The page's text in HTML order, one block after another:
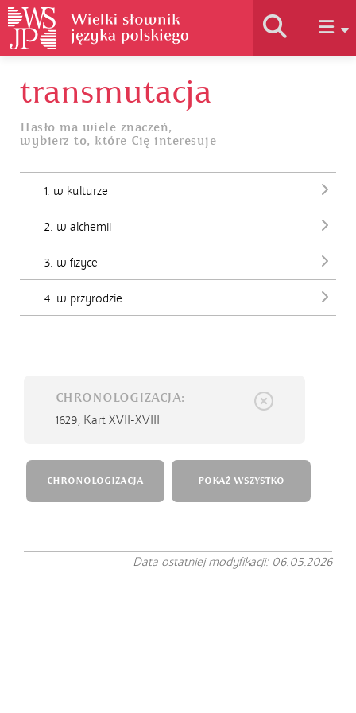
Historia słownika
Jak korzystać
transmutacja
Hasło ma wiele znaczeń,
wybierz to, które Cię interesuje
1. w kulturze
2. w alchemii
3. w fizyce
4. w przyrodzie
CHRONOLOGIZACJA:
1629, Kart XVII-XVIII
CHRONOLOGIZACJA POKAŻ WSZYSTKO
Data ostatniej modyfikacji: 06.05.2026